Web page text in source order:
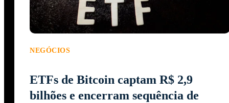
NEGÓCIOS
ETFs de Bitcoin captam R$ 2,9
bilhões e encerram sequência de